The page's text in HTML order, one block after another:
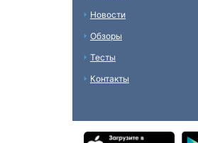
Новости
Обзоры
Тесты
Контакты